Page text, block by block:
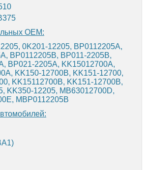
OEM:
0K201-12205, BP0112205A,
BP0112205B, BP011-2205B,
BP021-2205A, KK15012700A,
KK150-12700B, KK151-12700,
KK15112700B, KK151-12700B,
KK350-12205, MB63012700D,
MBP0112205B